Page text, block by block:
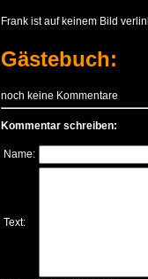
Frank ist auf keinem Bild
Gästebuch:
noch keine Kommentare
Kommentar schreiben:
Name:
Text: